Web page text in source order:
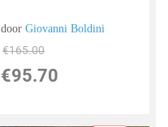
doorGiovanni Boldini
€165.00
€95.70